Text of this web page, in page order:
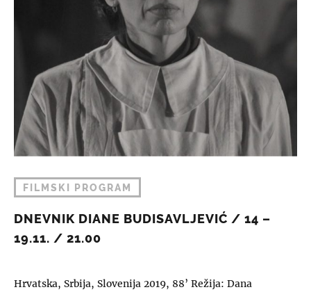
FILMSKI PROGRAM
DNEVNIK DIANE BUDISAVLJEVIĆ / 14 –
19.11. / 21.00
Hrvatska, Srbija, Slovenija 2019, 88’ Režija: Dana